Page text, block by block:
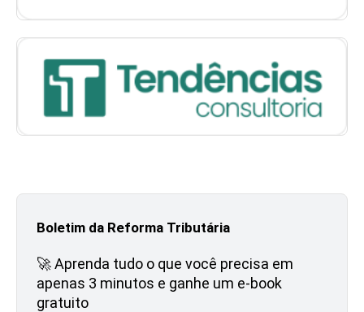
Boletim da Reforma Tributária
🚀 Aprenda tudo o que você precisa em
apenas 3 minutos e ganhe um e-book
gratuito